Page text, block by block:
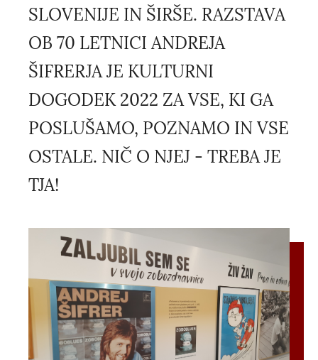
SLOVENIJE IN ŠIRŠE. RAZSTAVA
OB 70 LETNICI ANDREJA
ŠIFRERJA JE KULTURNI
DOGODEK 2022 ZA VSE, KI GA
POSLUŠAMO, POZNAMO IN VSE
OSTALE. NIČ O NJEJ - TREBA JE
TJA!